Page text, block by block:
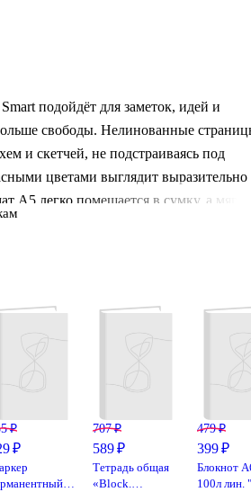
подойдёт для заметок, идей и
свободы. Нелинованные
и скетчей, не подстраиваясь под
цветами выглядит выразительно
А5 легко помещается в сумку, а
Крепление на скрепке помогает
₽
₽
707 ₽
589 ₽
Тетрадь общая
«Block.
479 ₽
399 ₽
Блокнот
100л лин.